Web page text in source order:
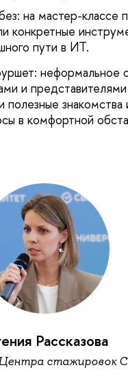
на мастер-классе
конкретные
пути в ИТ.
неформальное
и
полезные знакомства
в комфортной
Рассказова
стажировок